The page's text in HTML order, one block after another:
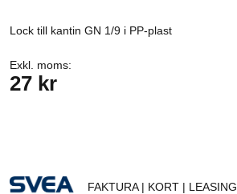
Lock till kantin GN 1/9 i PP-plast
Exkl. moms:
27 kr
FAKTURA | KORT | LEASING